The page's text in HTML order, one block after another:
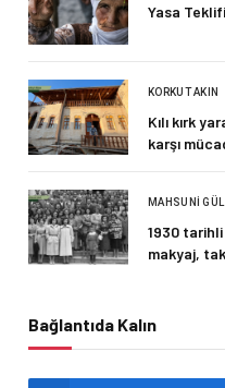
Yasa
KORKUT AKIN
Kılı kırk
karşı
MAHSUNI GÜL
1930
makyaj,
Bağlantıda Kalın